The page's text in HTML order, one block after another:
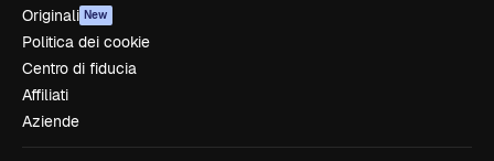
Originali New
Politica dei cookie
Centro di fiducia
Affiliati
Aziende